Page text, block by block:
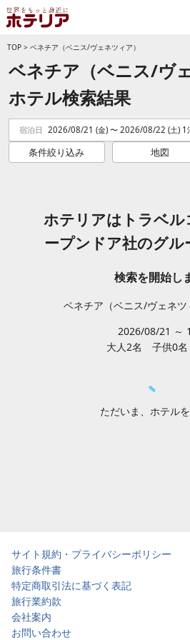
TOP > ベネチア（ベニス/ヴェネツィア）
ベネチア（ベニス/ヴ
ホテル検索結果
宿泊日 2026/08/21 (金) 〜 2026/08/22 (土) 1
条件絞り込み 地図
ホテリアはトラベル
ープンドア社のグル
検索を開始し
ベネチア（ベニス/ヴェネ
2026/08/21 ～
大人2名 子供0名
ただいま、ホテル
サイト規約・プライバシーポリシー
旅行条件書
特定商取引法に基づく表記
旅行業約款
会社案内
お問い合わせ